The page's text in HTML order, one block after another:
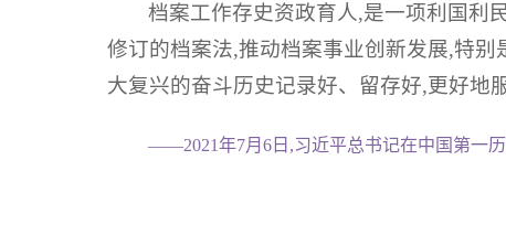
档案工作存史资政育人,是一项利国利
修订的档案法,推动档案事业创新发展,特
大复兴的奋斗历史记录好、留存好,更好地
——2021年7月6日,习近平总书记在中国第一